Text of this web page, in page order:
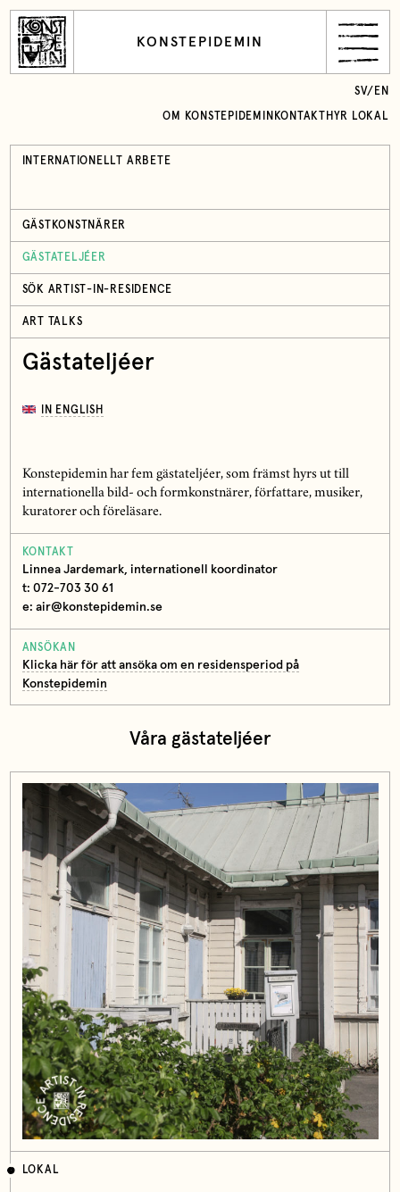
KONSTEPIDEMIN
OM KONSTEPIDEMIN KONTAKT HYR LOKAL
SV/ EN
INTERNATIONELLT ARBETE
GÄSTKONSTNÄRER
GÄSTATELJÉER
SÖK ARTIST-IN-RESIDENCE
ART TALKS
Gästateljéer
IN ENGLISH
Konstepidemin har fem gästateljéer, som främst hyrs ut till
internationella bild- och formkonstnärer, författare, musiker,
kuratorer och föreläsare.
KONTAKT
Linnea Jardemark, internationell koordinator
t: 072-703 30 61
e: air@konstepidemin.se
ANSÖKAN
Klicka här för att ansöka om en residensperiod på
Konstepidemin
Våra gästateljéer
LOKAL